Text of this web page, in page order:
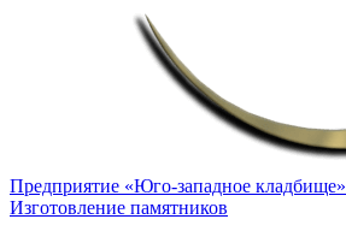
Предприятие «Юго-западное кладбище»
Изготовление памятников